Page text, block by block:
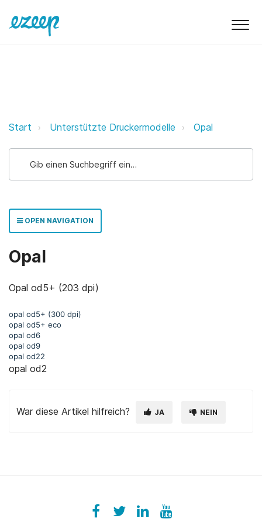
Opal ezeep Support Support
Start Unterstützte Druckermodelle Opal
OPEN NAVIGATION
Opal
Opal od5+ (203 dpi)
opal od5+ (300 dpi)
opal od5+ eco
opal od6
opal od9
opal od22
opal od2
War diese Artikel hilfreich? JA NEIN
Facebook
ezeeplive
Twitter
ezeepLinkedIn
ezeepYouTube